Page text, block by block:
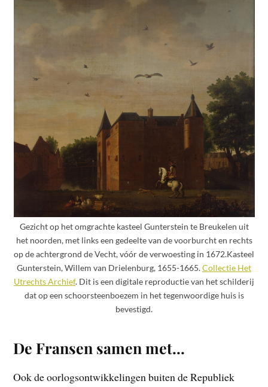
Gezicht op het omgrachte kasteel Gunterstein te Breukelen uit
het noorden, met links een gedeelte van de voorburcht en rechts
op de achtergrond de Vecht, vóór de verwoesting in 1672.Kasteel
Gunterstein, Willem van Drielenburg, 1655-1665.Collectie Het
Utrechts Archief. Dit is een digitale reproductie van het schilderij
dat op een schoorsteenboezem in het tegenwoordige huis is
bevestigd.
De Fransen samen met…
Ook de oorlogsontwikkelingen buiten de Republiek